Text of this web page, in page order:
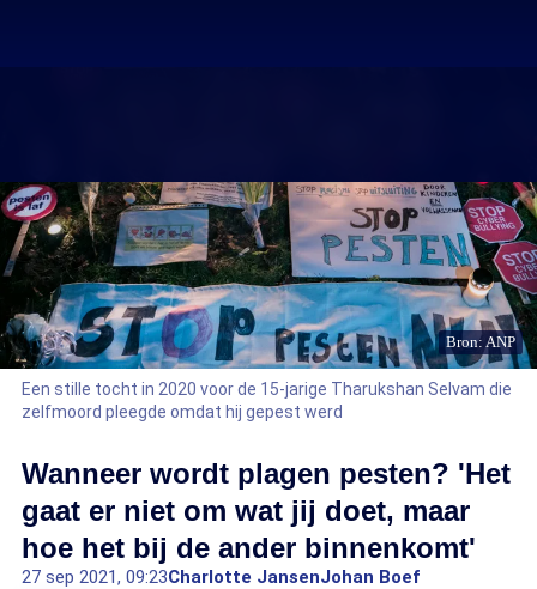
Bron: ANP
Een stille tocht in 2020 voor de 15-jarige Tharukshan Selvam die
zelfmoord pleegde omdat hij gepest werd
Wanneer wordt plagen pesten? 'Het
gaat er niet om wat jij doet, maar
hoe het bij de ander binnenkomt'
27 sep 2021, 09:23Charlotte JansenJohan Boef